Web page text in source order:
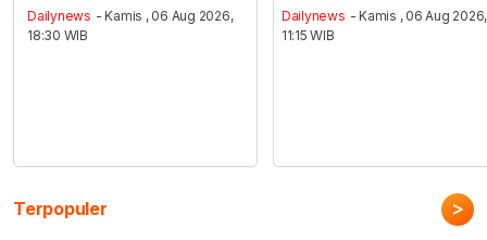
Dailynews - Kamis , 06 Aug 2026,
18:30 WIB
Dailynews - Kamis , 06 Aug 2026,
11:15 WIB
Terpopuler >